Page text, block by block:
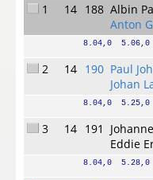
1
14 188 Albin
Anton
8.04,0
2 14 190 Paul
Johan
8.04,0
3 14 191
Eddie
8.04,0